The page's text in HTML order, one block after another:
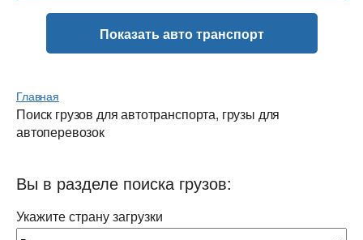
Показать авто транспорт
Главная
Поиск грузов для автотранспорта, грузы для
автоперевозок
Вы в разделе поиска грузов:
Укажите страну загрузки